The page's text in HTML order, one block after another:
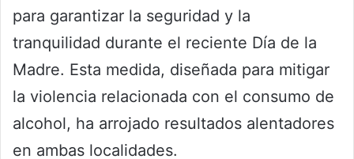
para garantizar la seguridad y la
tranquilidad durante el reciente Día de la
Madre. Esta medida, diseñada para mitigar
la violencia relacionada con el consumo de
alcohol, ha arrojado resultados alentadores
en ambas localidades.